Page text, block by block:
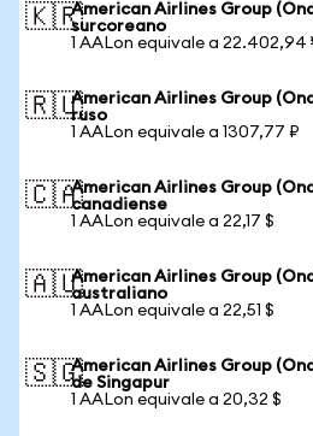
🇰🇷American Airlines Group
surcoreano
1 AALon equivale a
🇷🇺American Airlines Group
ruso
1 AALon equivale a 1307,77 ₽
🇨🇦American Airlines Group
canadiense
1 AALon equivale a 22,17 $
🇦🇺American Airlines Group
australiano
1 AALon equivale a 22,51 $
🇸🇬American Airlines Group
de Singapur
1 AALon equivale a 20,32 $